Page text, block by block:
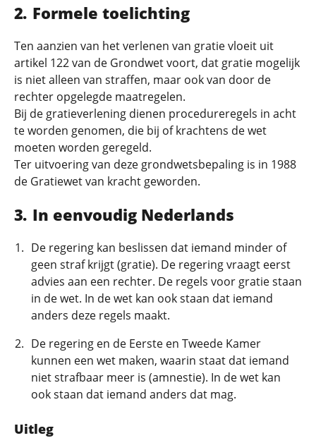
Formele toelichting
Ten aanzien van het verlenen van gratie vloeit uit
artikel 122 van de Grondwet voort, dat gratie mogelijk
is niet alleen van straffen, maar ook van door de
rechter opgelegde maatregelen.
Bij de gratieverlening dienen procedureregels in acht
te worden genomen, die bij of krachtens de wet
moeten worden geregeld.
Ter uitvoering van deze grondwetsbepaling is in 1988
de Gratiewet van kracht geworden.
In eenvoudig Nederlands
De regering kan beslissen dat iemand minder of
geen straf krijgt (gratie). De regering vraagt eerst
advies aan een rechter. De regels voor gratie staan
in de wet. In de wet kan ook staan dat iemand
anders deze regels maakt.
De regering en de Eerste en Tweede Kamer
kunnen een wet maken, waarin staat dat iemand
niet strafbaar meer is (amnestie). In de wet kan
ook staan dat iemand anders dat mag.
Uitleg